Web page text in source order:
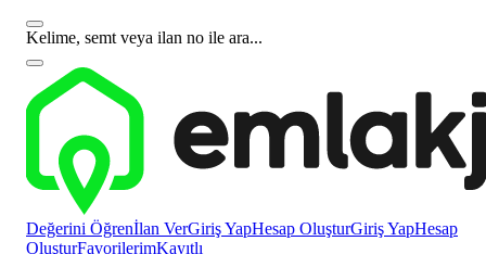
Kelime, semt veya ilan no ile ara...
Değerini Öğrenİlan VerGiriş YapHesap OluşturGiriş YapHesap
OluşturFavorilerimKayıtlı